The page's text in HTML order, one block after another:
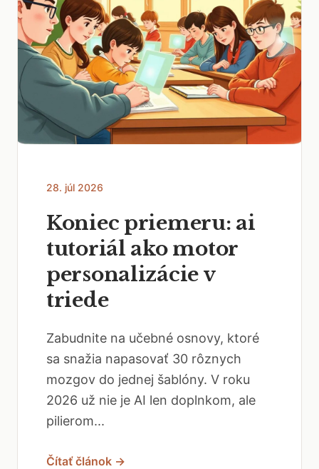
28. júl 2026
Koniec priemeru: ai
tutoriál ako motor
personalizácie v
triede
Zabudnite na učebné osnovy, ktoré
sa snažia napasovať 30 rôznych
mozgov do jednej šablóny. V roku
2026 už nie je AI len doplnkom, ale
pilierom...
Čítať článok →